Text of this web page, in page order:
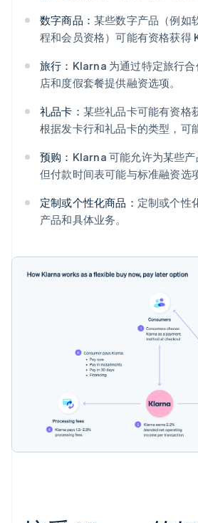
数字商品： 某些数字产品（例如
程和会员资格）可能有资格获得
旅行： Klarna 为通过特定旅行
店和度假套餐提供融资选项。
礼品卡： 某些礼品卡可能有资格
根据发卡行和礼品卡的类型，可
预购： Klarna 可能允许为某些产
但付款时间表可能与标准融资选
定制或个性化商品： 定制或个性
产品和具体业务。